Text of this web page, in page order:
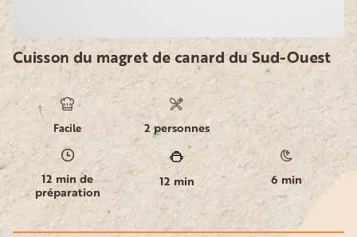
Cuisson du magret de canard du Sud-Ouest
Facile 2 personnes
12 min de
préparation
12 min 6 min